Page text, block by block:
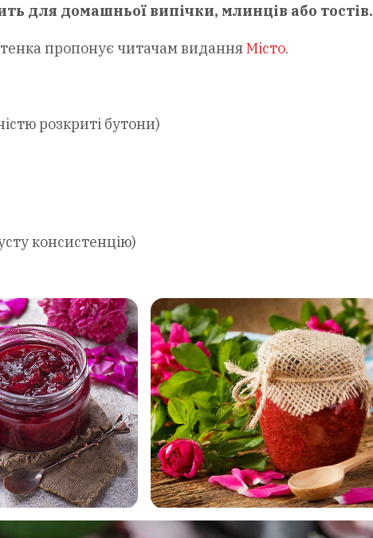
для домашньої випічки, млинців або тостів.
пропонує читачам виданняМісто.
розкриті бутони)
консистенцію)